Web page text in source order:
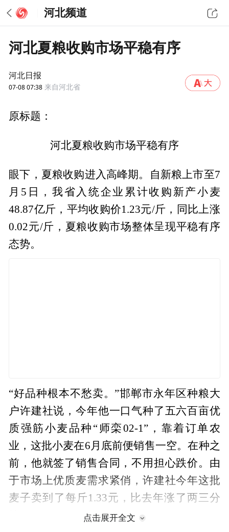
河北频道
河北夏粮收购市场平稳有序
河北日报
07-08 07:38 来自河北省
原标题：
河北夏粮收购市场平稳有序
眼下，夏粮收购进入高峰期。自新粮上市至7
月5日，我省入统企业累计收购新产小麦
48.87亿斤，平均收购价1.23元/斤，同比上涨
0.02元/斤，夏粮收购市场整体呈现平稳有序
态势。
“好品种根本不愁卖。”邯郸市永年区种粮大
户许建社说，今年他一口气种了五六百亩优
质强筋小麦品种“师栾02-1”，靠着订单农
业，这批小麦在6月底前便销售一空。在种之
前，他就签了销售合同，不用担心跌价。由
于市场上优质麦需求紧俏，许建社今年这批
麦子卖到了每斤1.33元，比去年涨了两三分
点击展开全文